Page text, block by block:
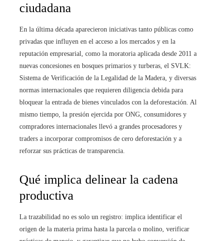
ciudadana
En la última década aparecieron iniciativas tanto públicas como
privadas que influyen en el acceso a los mercados y en la
reputación empresarial, como la moratoria aplicada desde 2011 a
nuevas concesiones en bosques primarios y turberas, el SVLK:
Sistema de Verificación de la Legalidad de la Madera, y diversas
normas internacionales que requieren diligencia debida para
bloquear la entrada de bienes vinculados con la deforestación. Al
mismo tiempo, la presión ejercida por ONG, consumidores y
compradores internacionales llevó a grandes procesadores y
traders a incorporar compromisos de cero deforestación y a
reforzar sus prácticas de transparencia.
Qué implica delinear la cadena
productiva
La trazabilidad no es solo un registro: implica identificar el
origen de la materia prima hasta la parcela o molino, verificar